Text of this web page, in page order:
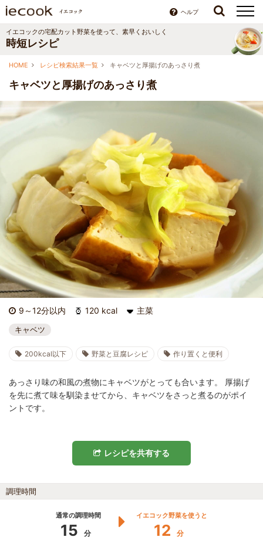
ヘルプ
イエコックの宅配カット野菜を使って、素早くおいしく
時短レシピ
HOME レシピ検索結果一覧 キャベツと厚揚げのあっさり煮
キャベツと厚揚げのあっさり煮
9～12分以内 120 kcal 主菜
キャベツ
200kcal以下 野菜と豆腐レシピ 作り置くと便利
あっさり味の和風の煮物にキャベツがとっても合います。 厚揚げ
を先に煮て味を馴染ませてから、キャベツをさっと煮るのがポイ
ントです。
レシピを共有する
調理時間
通常の調理時間
15 分
イエコック野菜を使うと
12 分